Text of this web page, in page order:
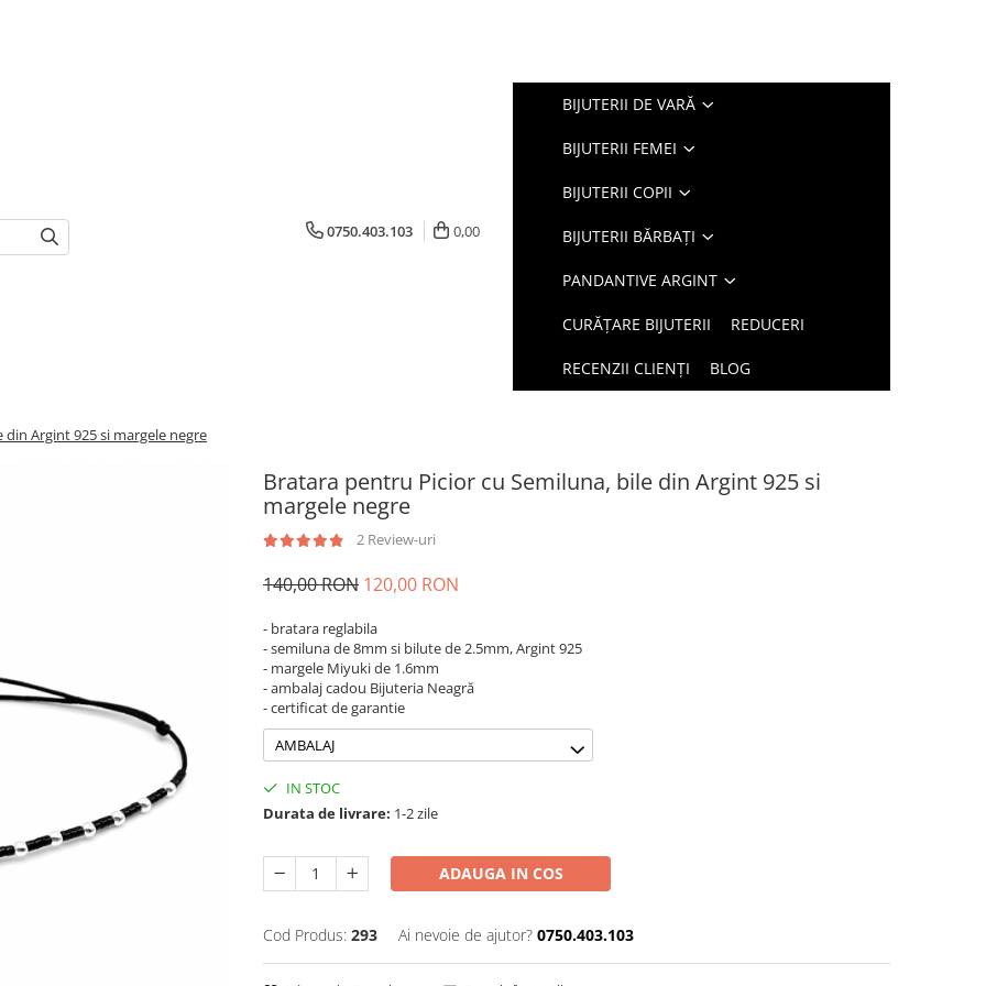
0750.403.103 0,00
BIJUTERII DE VARĂ
BIJUTERII FEMEI
BIJUTERII COPII
BIJUTERII BĂRBAȚI
PANDANTIVE ARGINT
CURĂȚARE BIJUTERII REDUCERI
RECENZII CLIENȚI BLOG
Argint 925 si margele negre
Bratara pentru Picior cu Semiluna, bile din Argint 925 si
margele negre
2 Review-uri
140,00 RON 120,00 RON
- bratara reglabila
- semiluna de 8mm si bilute de 2.5mm, Argint 925
- margele Miyuki de 1.6mm
- ambalaj cadou Bijuteria Neagră
- certificat de garantie
AMBALAJ
IN STOC
Durata de livrare: 1-2 zile
ADAUGA IN COS
Cod Produs: 293 Ai nevoie de ajutor? 0750.403.103